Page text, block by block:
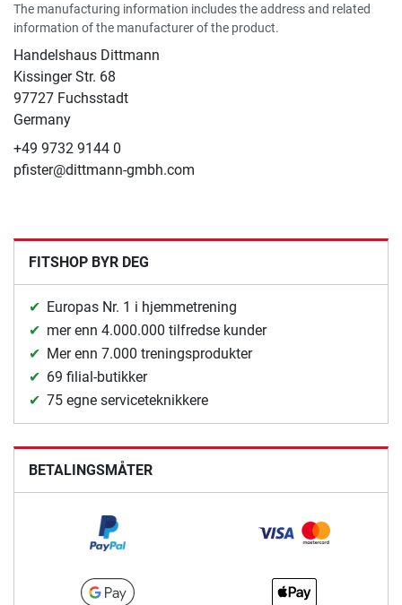
The manufacturing information includes the address and related
information of the manufacturer of the product.
Handelshaus Dittmann
Kissinger Str. 68
97727 Fuchsstadt
Germany
+49 9732 9144 0
pfister@dittmann-gmbh.com
FITSHOP BYR DEG
Europas Nr. 1 i hjemmetrening
mer enn 4.000.000 tilfredse kunder
Mer enn 7.000 treningsprodukter
69 filial-butikker
75 egne serviceteknikkere
BETALINGSMÅTER